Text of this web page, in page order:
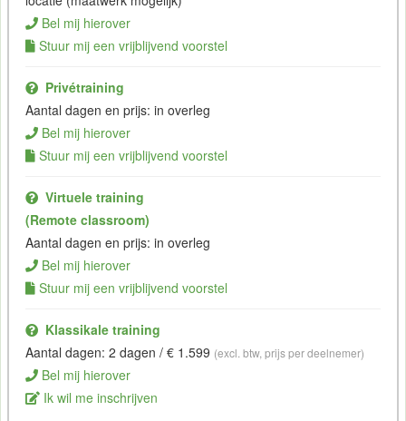
Bel mij hierover
Stuur mij een vrijblijvend voorstel
Privétraining
Aantal dagen en prijs: in overleg
Bel mij hierover
Stuur mij een vrijblijvend voorstel
Virtuele training
(Remote classroom)
Aantal dagen en prijs: in overleg
Bel mij hierover
Stuur mij een vrijblijvend voorstel
Klassikale training
Aantal dagen: 2 dagen / € 1.599 (excl. btw, prijs per deelnemer)
Bel mij hierover
Ik wil me inschrijven